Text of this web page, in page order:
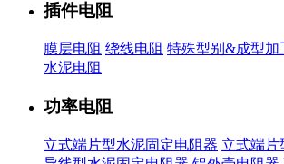
插件电阻
膜层电阻 绕线电阻 特殊型别&成型加
水泥电阻
功率电阻
立式端片型水泥固定电阻器 立式端片